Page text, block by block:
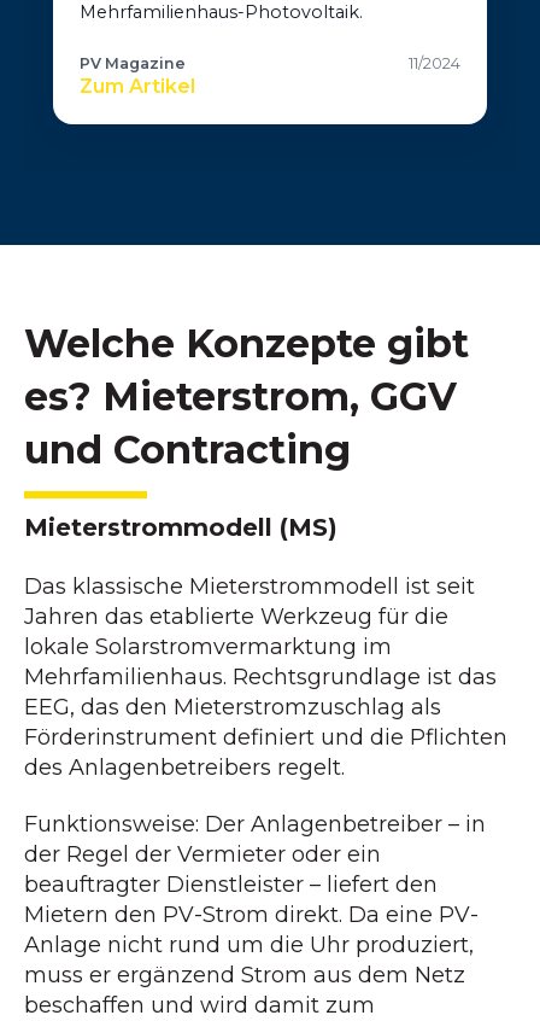
Mehrfamilienhaus-Photovoltaik.
PV Magazine 11/2024
Zum Artikel
Welche Konzepte gibt
es? Mieterstrom, GGV
und Contracting
Mieterstrommodell (MS)
Das klassische Mieterstrommodell ist seit
Jahren das etablierte Werkzeug für die
lokale Solarstromvermarktung im
Mehrfamilienhaus. Rechtsgrundlage ist das
EEG, das den Mieterstromzuschlag als
Förderinstrument definiert und die Pflichten
des Anlagenbetreibers regelt.
Funktionsweise: Der Anlagenbetreiber – in
der Regel der Vermieter oder ein
beauftragter Dienstleister – liefert den
Mietern den PV-Strom direkt. Da eine PV-
Anlage nicht rund um die Uhr produziert,
muss er ergänzend Strom aus dem Netz
beschaffen und wird damit zum